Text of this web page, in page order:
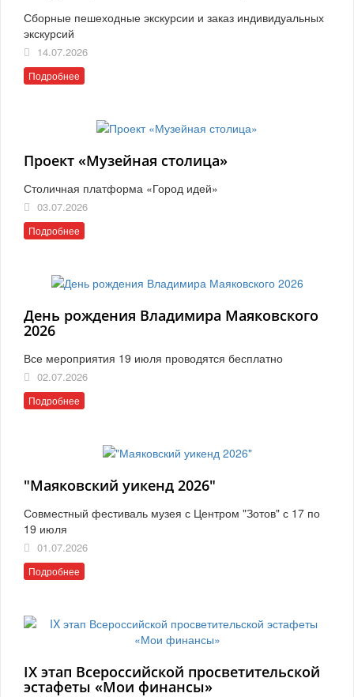
Сборные пешеходные экскурсии и заказ индивидуальных
экскурсий
14.07.2026
Подробнее
Проект «Музейная столица»
Столичная платформа «Город идей»
03.07.2026
Подробнее
День рождения Владимира Маяковского
2026
Все мероприятия 19 июля проводятся бесплатно
02.07.2026
Подробнее
"Маяковский уикенд 2026"
Совместный фестиваль музея с Центром "Зотов" с 17 по
19 июля
01.07.2026
Подробнее
IX этап Всероссийской просветительской
эстафеты «Мои финансы»